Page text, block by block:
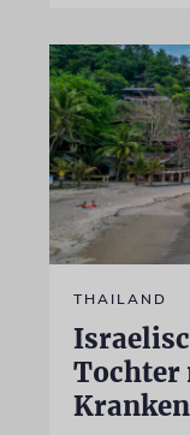
THAILAND
Tochter